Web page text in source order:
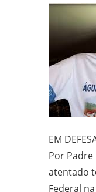
EM
Por Padre
atentado
Federal